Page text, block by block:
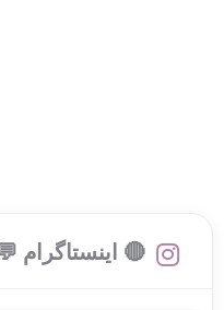
🔴 اینستاگرام